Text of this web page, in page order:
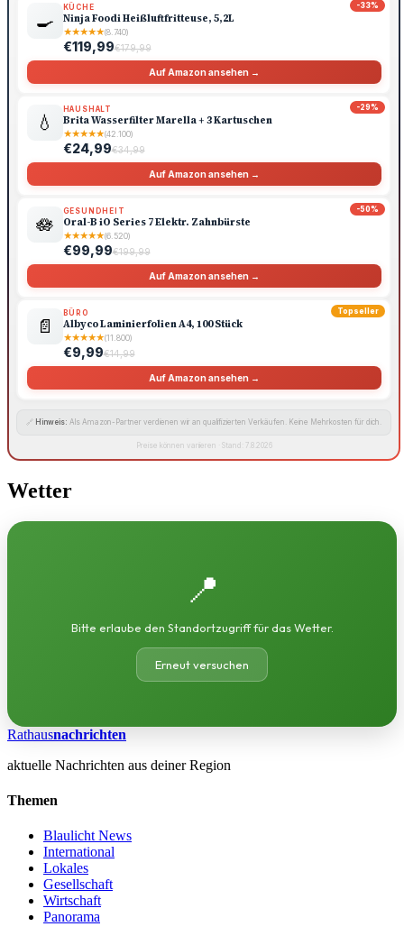
-33%
🍳
KÜCHE
Ninja Foodi Heißluftfritteuse, 5,2L
★★★★★(8.740)
€119,99€179,99
Auf Amazon ansehen →
-29%
💧
HAUSHALT
Brita Wasserfilter Marella + 3 Kartuschen
★★★★★(42.100)
€24,99€34,99
Auf Amazon ansehen →
-50%
🪷
GESUNDHEIT
Oral-B iO Series 7 Elektr. Zahnbürste
★★★★★(6.520)
€99,99€199,99
Auf Amazon ansehen →
Topseller
📄
BÜRO
Albyco Laminierfolien A4, 100 Stück
★★★★★(11.800)
€9,99€14,99
Auf Amazon ansehen →
🔗 Hinweis: Als Amazon-Partner verdienen wir an qualifizierten Verkäufen. Keine Mehrkosten für dich.
Preise können variieren · Stand: 7.8.2026
Wetter
📍
Bitte erlaube den Standortzugriff für das Wetter.
Erneut versuchen
Rathausnachrichten
aktuelle Nachrichten aus deiner Region
Themen
Blaulicht News
International
Lokales
Gesellschaft
Wirtschaft
Panorama